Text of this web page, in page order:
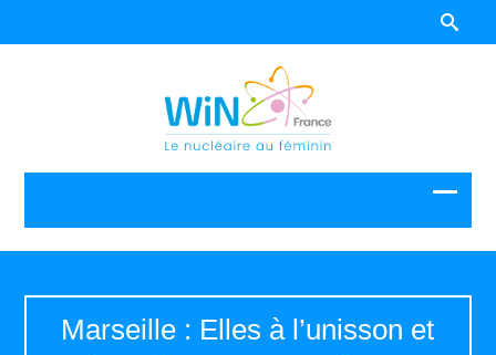
Marseille : Elles à l’unisson et